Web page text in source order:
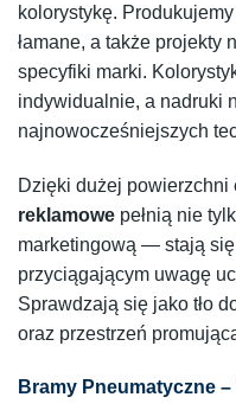
kolorystykę.
łamane, a także projekty
specyfiki marki.
indywidualnie, a nadruki
najnowocześniejszych
Dzięki dużej powierzchni
reklamowe pełnią nie
marketingową — stają się
przyciągającym uwagę
Sprawdzają się jako tło
oraz przestrzeń
Bramy Pneumatyczne